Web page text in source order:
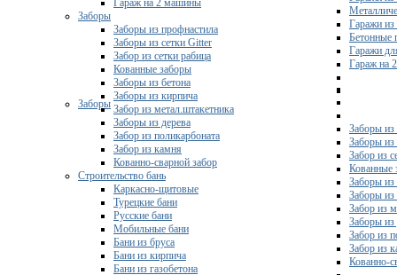
Гаражи
Бетонные
Гаражи
Гараж на
Заборы
Заборы из
Заборы из
Забор из
Кованные
Заборы из
Заборы из
Забор из
Заборы из
Забор из
Забор из
Кованно-
Гараж на 2 машины
Заборы
Заборы из профнастила
Заборы из сетки Gitter
Забор из сетки рабица
Кованные заборы
Заборы из бетона
Заборы из кирпича
Забор из метал.штакетника
Заборы из дерева
Забор из поликарбоната
Забор из камня
Кованно-сварной забор
Строительство бань
Каркасно-щитовые
Турецкие бани
Русские бани
Мобильные бани
Бани из бруса
Бани из кирпича
Бани из газобетона